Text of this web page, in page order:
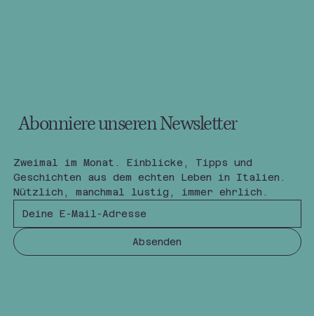
Abonniere unseren Newsletter
Zweimal im Monat. Einblicke, Tipps und
Geschichten aus dem echten Leben in Italien.
Nützlich, manchmal lustig, immer ehrlich.
Absenden